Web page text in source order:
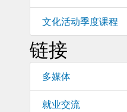
文化活动季度课程
链接
多媒体
就业交流